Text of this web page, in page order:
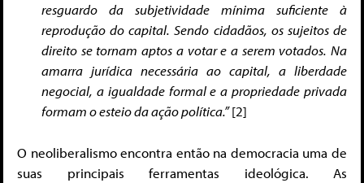
resguardo da subjetividade mínima suficiente à
reprodução do capital. Sendo cidadãos, os sujeitos de
direito se tornam aptos a votar e a serem votados. Na
amarra jurídica necessária ao capital, a liberdade
negocial, a igualdade formal e a propriedade privada
formam o esteio da ação política.”[2]
O neoliberalismo encontra então na democracia uma de
suas principais ferramentas ideológica. As